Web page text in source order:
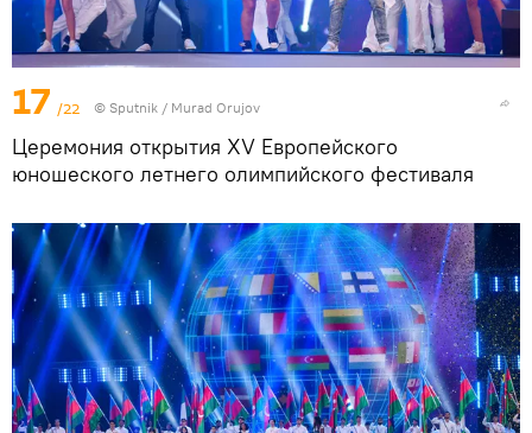
17 /22 © Sputnik / Murad Orujov
Церемония открытия XV Европейского
юношеского летнего олимпийского фестиваля